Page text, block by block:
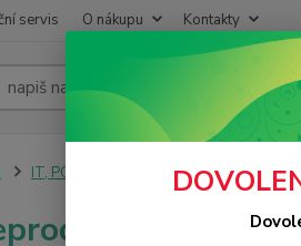
servis O nákupu Kontakty
IT, PC, ELEKTRONIKA Foto, audio,